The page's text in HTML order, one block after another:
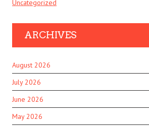
Uncategorized
ARCHIVES
August 2026
July 2026
June 2026
May 2026